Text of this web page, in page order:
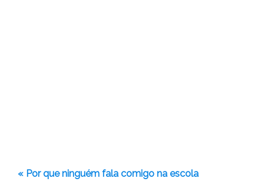
« Por que ninguém fala comigo na escola